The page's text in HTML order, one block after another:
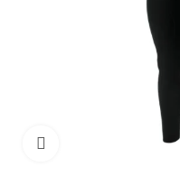
Cliquez pour agrandir